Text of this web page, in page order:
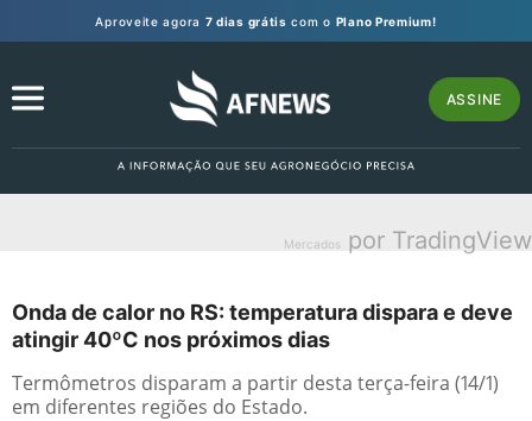
Aproveite agora 7 dias grátis com o Plano Premium!
ASSINE
Mercados por TradingView
Onda de calor no RS: temperatura dispara e deve
atingir 40ºC nos próximos dias
Termômetros disparam a partir desta terça-feira (14/1)
em diferentes regiões do Estado.